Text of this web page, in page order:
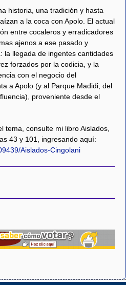
historia, una tradición y hasta
a la coca con Apolo. El actual
entre cocaleros y erradicadores
ajenos a ese pasado y
la llegada de ingentes cantidades
forzados por la codicia, y la
con el negocio del
a Apolo (y al Parque Madidi, del
proveniente desde el
tema, consulte mi libro Aislados,
43 y 101, ingresando aquí:
Aislados-Cingolani